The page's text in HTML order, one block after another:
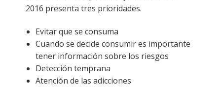
2016 presenta tres prioridades.
Evitar que se consuma
Cuando se decide consumir es importante
tener información sobre los riesgos
Detección temprana
Atención de las adicciones